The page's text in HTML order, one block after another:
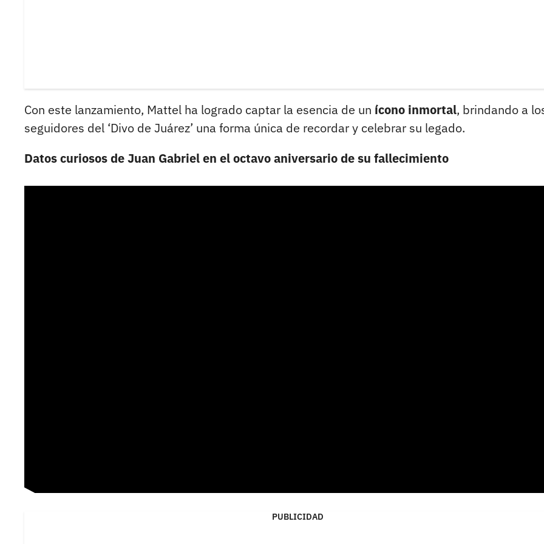
Con este lanzamiento, Mattel ha logrado captar la esencia de un ícono inmortal, brindando a
seguidores del ‘Divo de Juárez’ una forma única de recordar y celebrar su legado.
Datos curiosos de Juan Gabriel en el octavo aniversario de su fallecimiento
PUBLICIDAD